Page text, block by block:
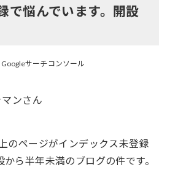
で悩んでいます。開設
Googleサーチコンソール
ンさん
のページがインデックス未登録
ら半年未満のブログの件です。